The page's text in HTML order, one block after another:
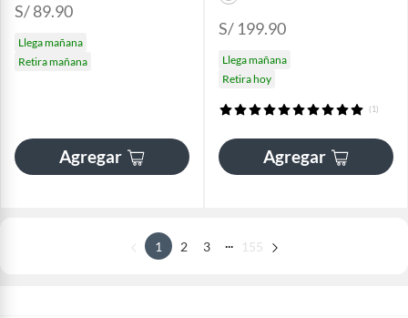
S/ 89.90
Llega mañana
Retira mañana
Agregar
S/ 199.90
Llega mañana
Retira hoy
(1)
Agregar
1 2 3 155